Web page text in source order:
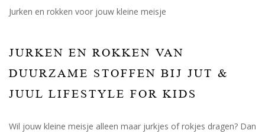
Jurken en rokken voor jouw kleine meisje
JURKEN EN ROKKEN VAN
DUURZAME STOFFEN BIJ JUT &
JUUL LIFESTYLE FOR KIDS
Wil jouw kleine meisje alleen maar jurkjes of rokjes dragen? Dan